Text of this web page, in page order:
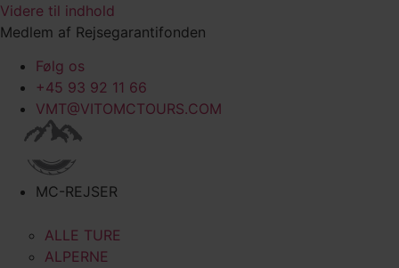
Videre til indhold
Medlem af Rejsegarantifonden
Følg os
+45 93 92 11 66
VMT@VITOMCTOURS.COM
MC-REJSER
ALLE TURE
ALPERNE